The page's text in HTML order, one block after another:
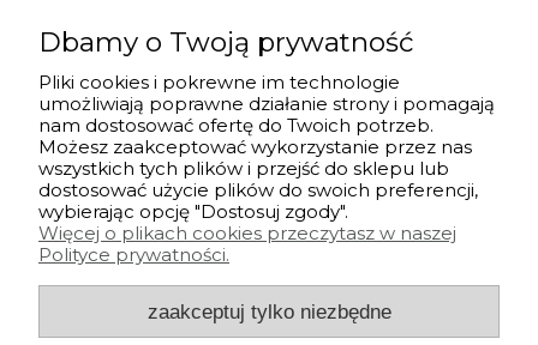
99,99 zł
powiadom o
dostępności
Przed zakupem
Po zakupie
Informacje
Dbamy o Twoją prywatność
Pliki cookies i pokrewne im technologie
umożliwiają poprawne działanie strony i pomagają
nam dostosować ofertę do Twoich potrzeb.
Możesz zaakceptować wykorzystanie przez nas
wszystkich tych plików i przejść do sklepu lub
dostosować użycie plików do swoich preferencji,
wybierając opcję "Dostosuj zgody".
Więcej o plikach cookies przeczytasz w naszej
Polityce prywatności.
zaakceptuj tylko niezbędne